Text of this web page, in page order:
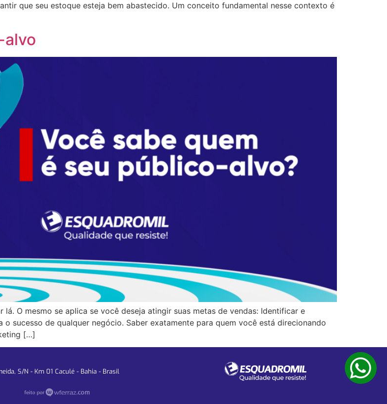
que seu estoque esteja bem abastecido. Um conceito fundamental nesse contexto é
alvo
O mesmo se aplica se você deseja atingir suas metas de vendas: Identificar e
sucesso de qualquer negócio. Saber exatamente para quem você está direcionando
[…]
S/N - Km 01 Caculé - Bahia - Brasil